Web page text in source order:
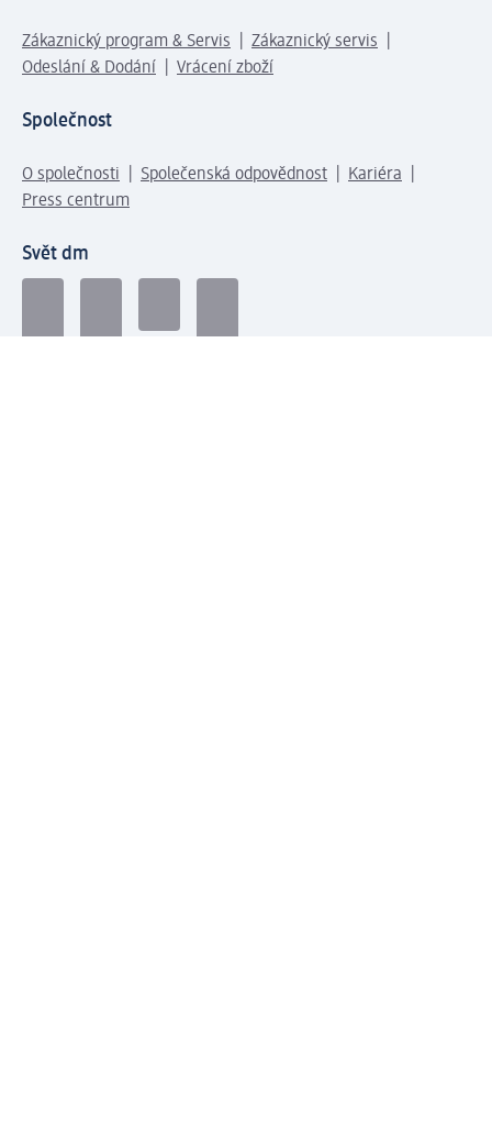
Zákaznický program & Servis
Zákaznický servis
Odeslání & Dodání
Vrácení zboží
Společnost
O společnosti Společenská odpovědnost
Kariéra
Press centrum
Svět dm